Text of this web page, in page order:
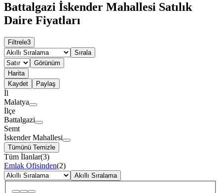
Battalgazi İskender Mahallesi Satılık
Daire Fiyatları
Filtrele3
Sırala
Görünüm
Harita
Kaydet
Paylaş
İl
Malatya
İlçe
Battalgazi
Semt
İskender Mahallesi
Tümünü Temizle
Tüm İlanlar(3)
Emlak Ofisinden(2)
Akıllı Sıralama